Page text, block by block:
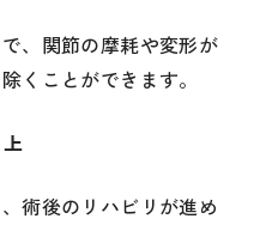
、関節の摩耗や変形が
くことができます。
術後のリハビリが進め